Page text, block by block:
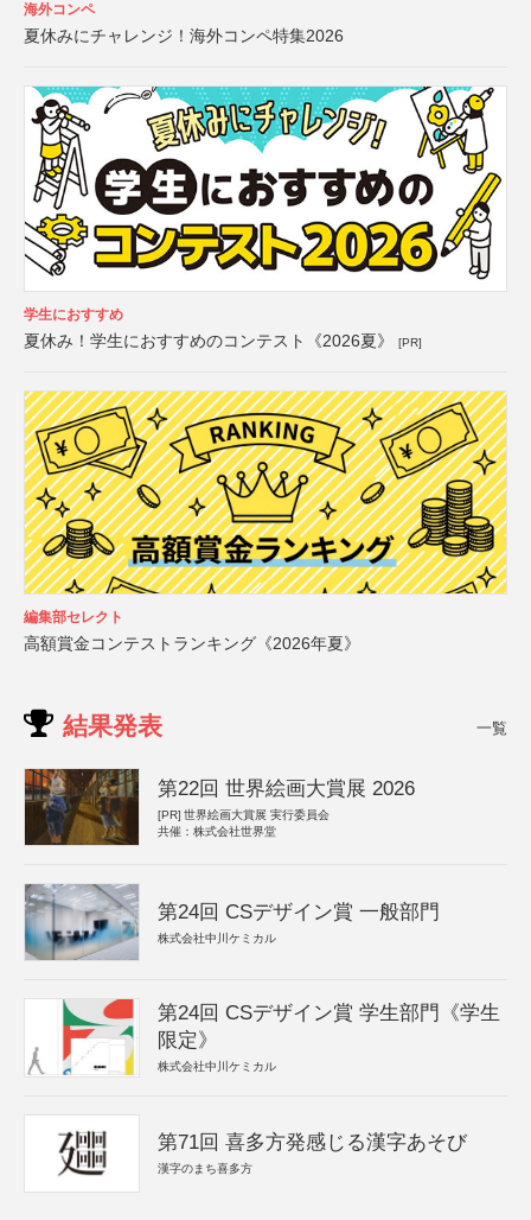
海外コンペ
夏休みにチャレンジ！海外コンペ特集2026
学生におすすめ
夏休み！学生におすすめのコンテスト《2026夏》 [PR]
編集部セレクト
高額賞金コンテストランキング《2026年夏》
結果発表 一覧
第22回 世界絵画大賞展 2026
[PR] 世界絵画大賞展 実行委員会
共催：株式会社世界堂
第24回 CSデザイン賞 一般部門
株式会社中川ケミカル
第24回 CSデザイン賞 学生部門《学生
限定》
株式会社中川ケミカル
第71回 喜多方発感じる漢字あそび
漢字のまち喜多方